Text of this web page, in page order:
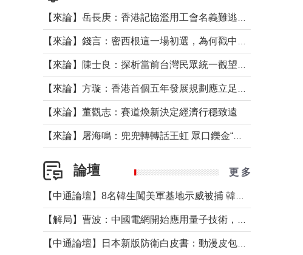
【來論】董觀志：賽道煥新決定經濟行穩致遠
論壇 更 多